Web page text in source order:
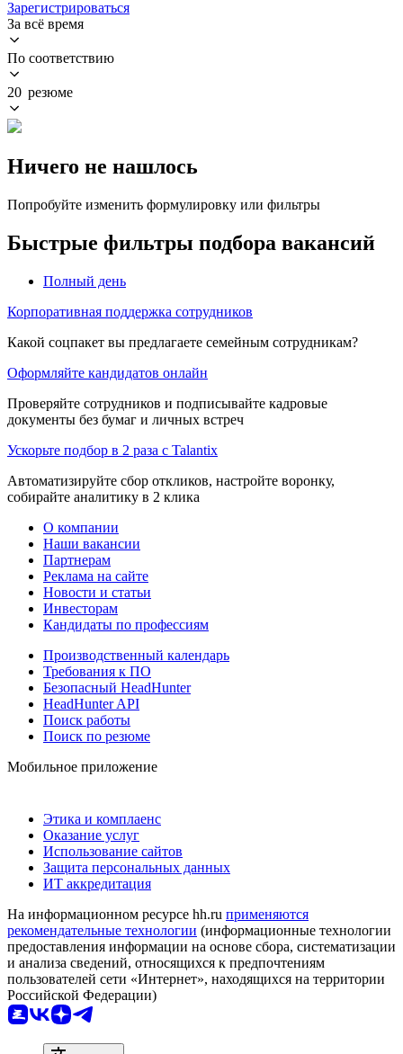
Зарегистрироваться
За всё время
По соответствию
20 резюме
Ничего не нашлось
Попробуйте изменить формулировку или фильтры
Быстрые фильтры подбора вакансий
Полный день
Корпоративная поддержка сотрудников
Какой соцпакет вы предлагаете семейным сотрудникам?
Оформляйте кандидатов онлайн
Проверяйте сотрудников и подписывайте кадровые
документы без бумаг и личных встреч
Ускорьте подбор в 2 раза с Talantix
Автоматизируйте сбор откликов, настройте воронку,
собирайте аналитику в 2 клика
О компании
Наши вакансии
Партнерам
Реклама на сайте
Новости и статьи
Инвесторам
Кандидаты по профессиям
Производственный календарь
Требования к ПО
Безопасный HeadHunter
HeadHunter API
Поиск работы
Поиск по резюме
Мобильное приложение
Этика и комплаенс
Оказание услуг
Использование сайтов
Защита персональных данных
ИТ аккредитация
На информационном ресурсе hh.ru применяются
рекомендательные технологии (информационные технологии
предоставления информации на основе сбора, систематизации
и анализа сведений, относящихся к предпочтениям
пользователей сети «Интернет», находящихся на территории
Российской Федерации)